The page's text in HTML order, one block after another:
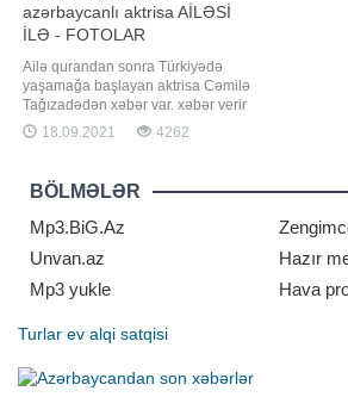
azərbaycanlı aktrisa AİLƏSİ
İLƏ - FOTOLAR
Ailə qurandan sonra Türkiyədə
yaşamağa başlayan aktrisa Cəmilə
Tağızadədən xəbər var. xəbər verir
ki, aktrisa instaqram hesabında yeni
fotolarını paylaşıb. Fotolarda onun
da yer alıb. Onun paylaşımı
izləyicilərin marağına səbəb olub.
Fotolara çoxsaylı bəyəni gəlib. Qey
18.09.2021 4262
BÖLMƏLƏR
Mp3.BiG.Az
Unvan.az
Hazır
Mp3 yukle
Hava
Turlar ev alqi satqisi